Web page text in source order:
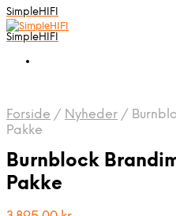
SimpleHIFI
SimpleHIFI
Forside / Nyheder /
Pakke
Burnblock
Pakke